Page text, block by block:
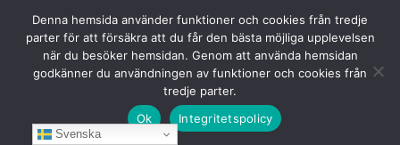
Svenska
Denna hemsida använder funktioner och cookies från tredje
parter för att försäkra att du får den bästa möjliga upplevelsen
när du besöker hemsidan. Genom att använda hemsidan
godkänner du användningen av funktioner och cookies från
tredje parter.
Ok
Integritetspolicy